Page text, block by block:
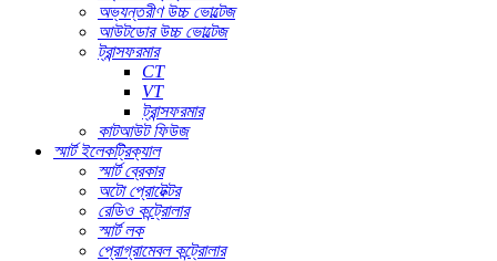
অভ্যন্তরীণ উচ্চ ভোল্টেজ
আউটডোর উচ্চ ভোল্টেজ
ট্রান্সফরমার
CT
VT
ট্রান্সফরমার
কাটআউট ফিউজ
স্মার্ট ইলেকট্রিক্যাল
স্মার্ট ব্রেকার
অটো প্রোটেক্টর
রেডিও কন্ট্রোলার
স্মার্ট লক
প্রোগ্রামেবল কন্ট্রোলার